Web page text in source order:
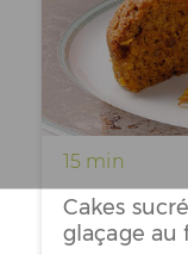
15 min
Cakes
glaçage au